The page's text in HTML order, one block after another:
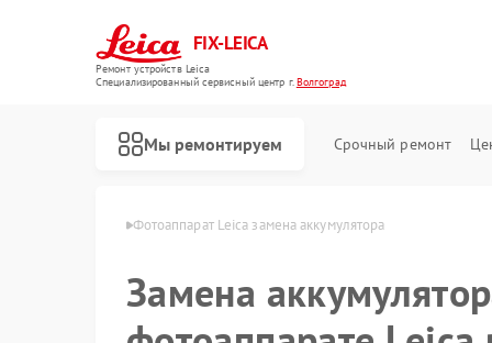
FIX-LEICA
Ремонт устройств Leica
Специализированный cервисный центр г.Волгоград
Мы ремонтируем Срочный ремонт
Фотоаппарат Leica замена аккумулятора
Замена